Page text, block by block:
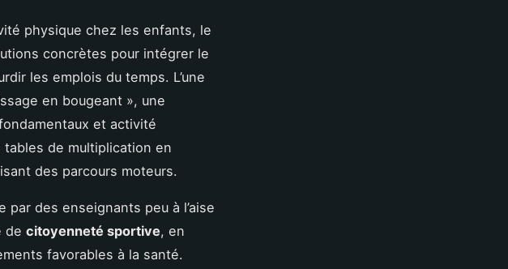
physique chez les enfants, le
concrètes pour intégrer le
les emplois du temps. L’une
en bougeant », une
et activité
de multiplication en
des parcours moteurs.
des enseignants peu à l’aise
de citoyenneté sportive, en
favorables à la santé.